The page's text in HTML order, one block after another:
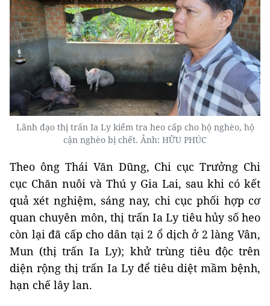
Lãnh đạo thị trấn Ia Ly kiểm tra heo cấp cho hộ nghèo, hộ
cận nghèo bị chết. Ảnh: HỮU PHÚC
Theo ông Thái Văn Dũng, Chi cục Trưởng Chi
cục Chăn nuôi và Thú y Gia Lai, sau khi có kết
quả xét nghiệm, sáng nay, chi cục phối hợp cơ
quan chuyên môn, thị trấn Ia Ly tiêu hủy số heo
còn lại đã cấp cho dân tại 2 ổ dịch ở 2 làng Vân,
Mun (thị trấn Ia Ly); khử trùng tiêu độc trên
diện rộng thị trấn Ia Ly để tiêu diệt mầm bệnh,
hạn chế lây lan.